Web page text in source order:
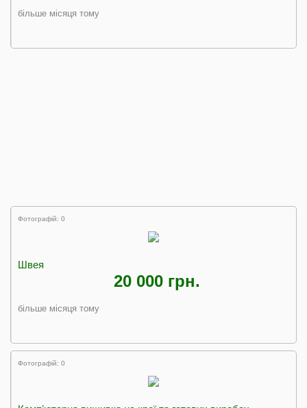
більше місяця тому
Фотографій: 0
Швея
20 000 грн.
більше місяця тому
Фотографій: 0